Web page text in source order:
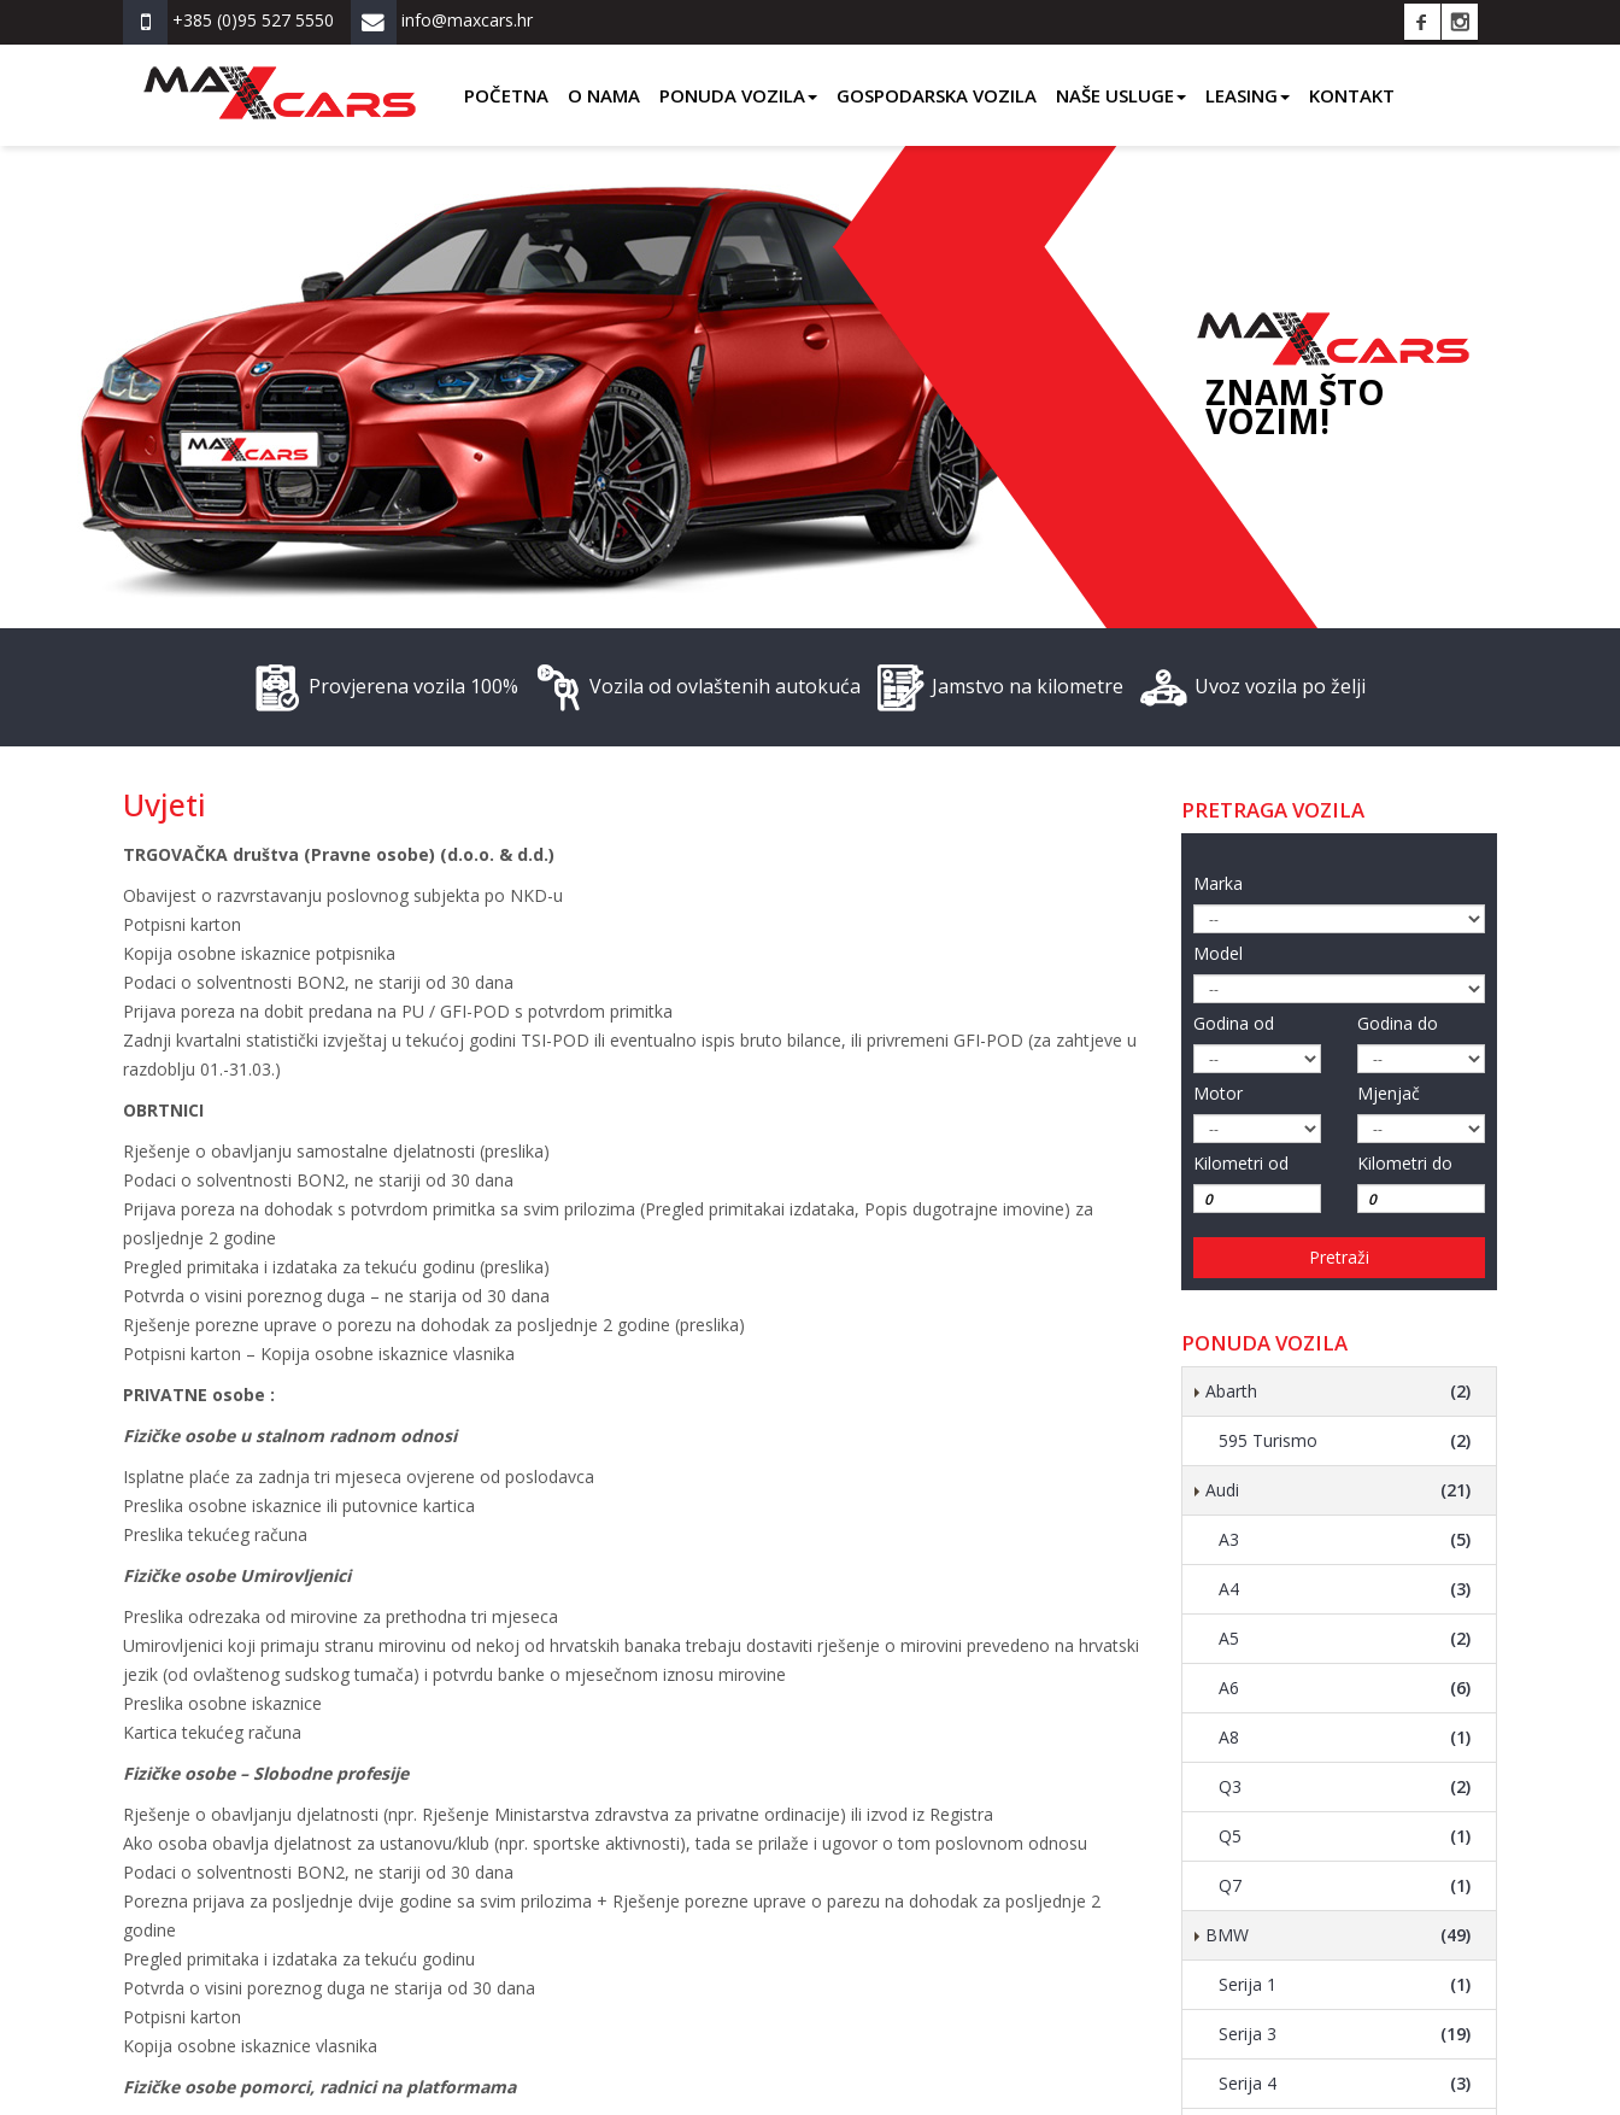
+385 (0)95 527 5550 info@maxcars.hr
POČETNA O NAMA PONUDA VOZILA GOSPODARSKA VOZILA NAŠE USLUGE LEASING KONTAKT
ZNAM ŠTO
VOZIM!
Provjerena vozila 100% Vozila od ovlaštenih autokuća Jamstvo na kilometre Uvoz vozila po želji
Uvjeti
TRGOVAČKA društva (Pravne osobe) (d.o.o. & d.d.)
Obavijest o razvrstavanju poslovnog subjekta po NKD-u
Potpisni karton
Kopija osobne iskaznice potpisnika
Podaci o solventnosti BON2, ne stariji od 30 dana
Prijava poreza na dobit predana na PU / GFI-POD s potvrdom primitka
Zadnji kvartalni statistički izvještaj u tekućoj godini TSI-POD ili eventualno ispis bruto bilance, ili privremeni GFI-POD (za zahtjeve u
razdoblju 01.-31.03.)
OBRTNICI
Rješenje o obavljanju samostalne djelatnosti (preslika)
Podaci o solventnosti BON2, ne stariji od 30 dana
Prijava poreza na dohodak s potvrdom primitka sa svim prilozima (Pregled primitakai izdataka, Popis dugotrajne imovine) za
posljednje 2 godine
Pregled primitaka i izdataka za tekuću godinu (preslika)
Potvrda o visini poreznog duga – ne starija od 30 dana
Rješenje porezne uprave o porezu na dohodak za posljednje 2 godine (preslika)
Potpisni karton – Kopija osobne iskaznice vlasnika
PRIVATNE osobe :
Fizičke osobe u stalnom radnom odnosi
Isplatne plaće za zadnja tri mjeseca ovjerene od poslodavca
Preslika osobne iskaznice ili putovnice kartica
Preslika tekućeg računa
Fizičke osobe Umirovljenici
Preslika odrezaka od mirovine za prethodna tri mjeseca
Umirovljenici koji primaju stranu mirovinu od nekoj od hrvatskih banaka trebaju dostaviti rješenje o mirovini prevedeno na hrvatski
jezik (od ovlaštenog sudskog tumača) i potvrdu banke o mjesečnom iznosu mirovine
Preslika osobne iskaznice
Kartica tekućeg računa
Fizičke osobe – Slobodne profesije
Rješenje o obavljanju djelatnosti (npr. Rješenje Ministarstva zdravstva za privatne ordinacije) ili izvod iz Registra
Ako osoba obavlja djelatnost za ustanovu/klub (npr. sportske aktivnosti), tada se prilaže i ugovor o tom poslovnom odnosu
Podaci o solventnosti BON2, ne stariji od 30 dana
Porezna prijava za posljednje dvije godine sa svim prilozima + Rješenje porezne uprave o parezu na dohodak za posljednje 2
godine
Pregled primitaka i izdataka za tekuću godinu
Potvrda o visini poreznog duga ne starija od 30 dana
Potpisni karton
Kopija osobne iskaznice vlasnika
Fizičke osobe pomorci, radnici na platformama
PRETRAGA VOZILA
Marka
Model
Godina od Godina do
Motor Mjenjač
Kilometri od Kilometri do
Pretraži
PONUDA VOZILA
Abarth (2)
595 Turismo (2)
Audi (21)
A3 (5)
A4 (3)
A5 (2)
A6 (6)
A8 (1)
Q3 (2)
Q5 (1)
Q7 (1)
BMW (49)
Serija 1 (1)
Serija 3 (19)
Serija 4 (3)